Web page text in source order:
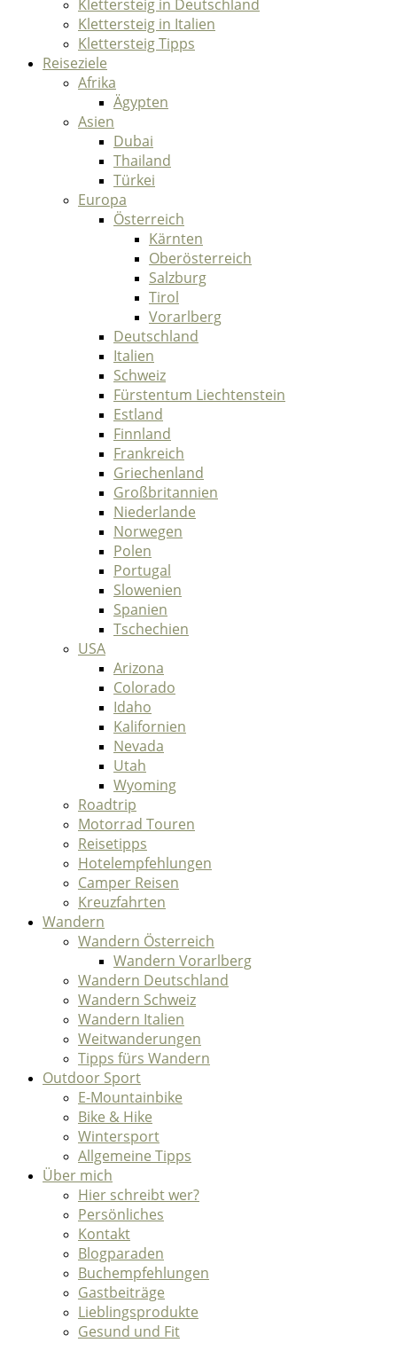
Klettersteig in Deutschland
Klettersteig in Italien
Klettersteig Tipps
Reiseziele
Afrika
Ägypten
Asien
Dubai
Thailand
Türkei
Europa
Österreich
Kärnten
Oberösterreich
Salzburg
Tirol
Vorarlberg
Deutschland
Italien
Schweiz
Fürstentum Liechtenstein
Estland
Finnland
Frankreich
Griechenland
Großbritannien
Niederlande
Norwegen
Polen
Portugal
Slowenien
Spanien
Tschechien
USA
Arizona
Colorado
Idaho
Kalifornien
Nevada
Utah
Wyoming
Roadtrip
Motorrad Touren
Reisetipps
Hotelempfehlungen
Camper Reisen
Kreuzfahrten
Wandern
Wandern Österreich
Wandern Vorarlberg
Wandern Deutschland
Wandern Schweiz
Wandern Italien
Weitwanderungen
Tipps fürs Wandern
Outdoor Sport
E-Mountainbike
Bike & Hike
Wintersport
Allgemeine Tipps
Über mich
Hier schreibt wer?
Persönliches
Kontakt
Blogparaden
Buchempfehlungen
Gastbeiträge
Lieblingsprodukte
Gesund und Fit